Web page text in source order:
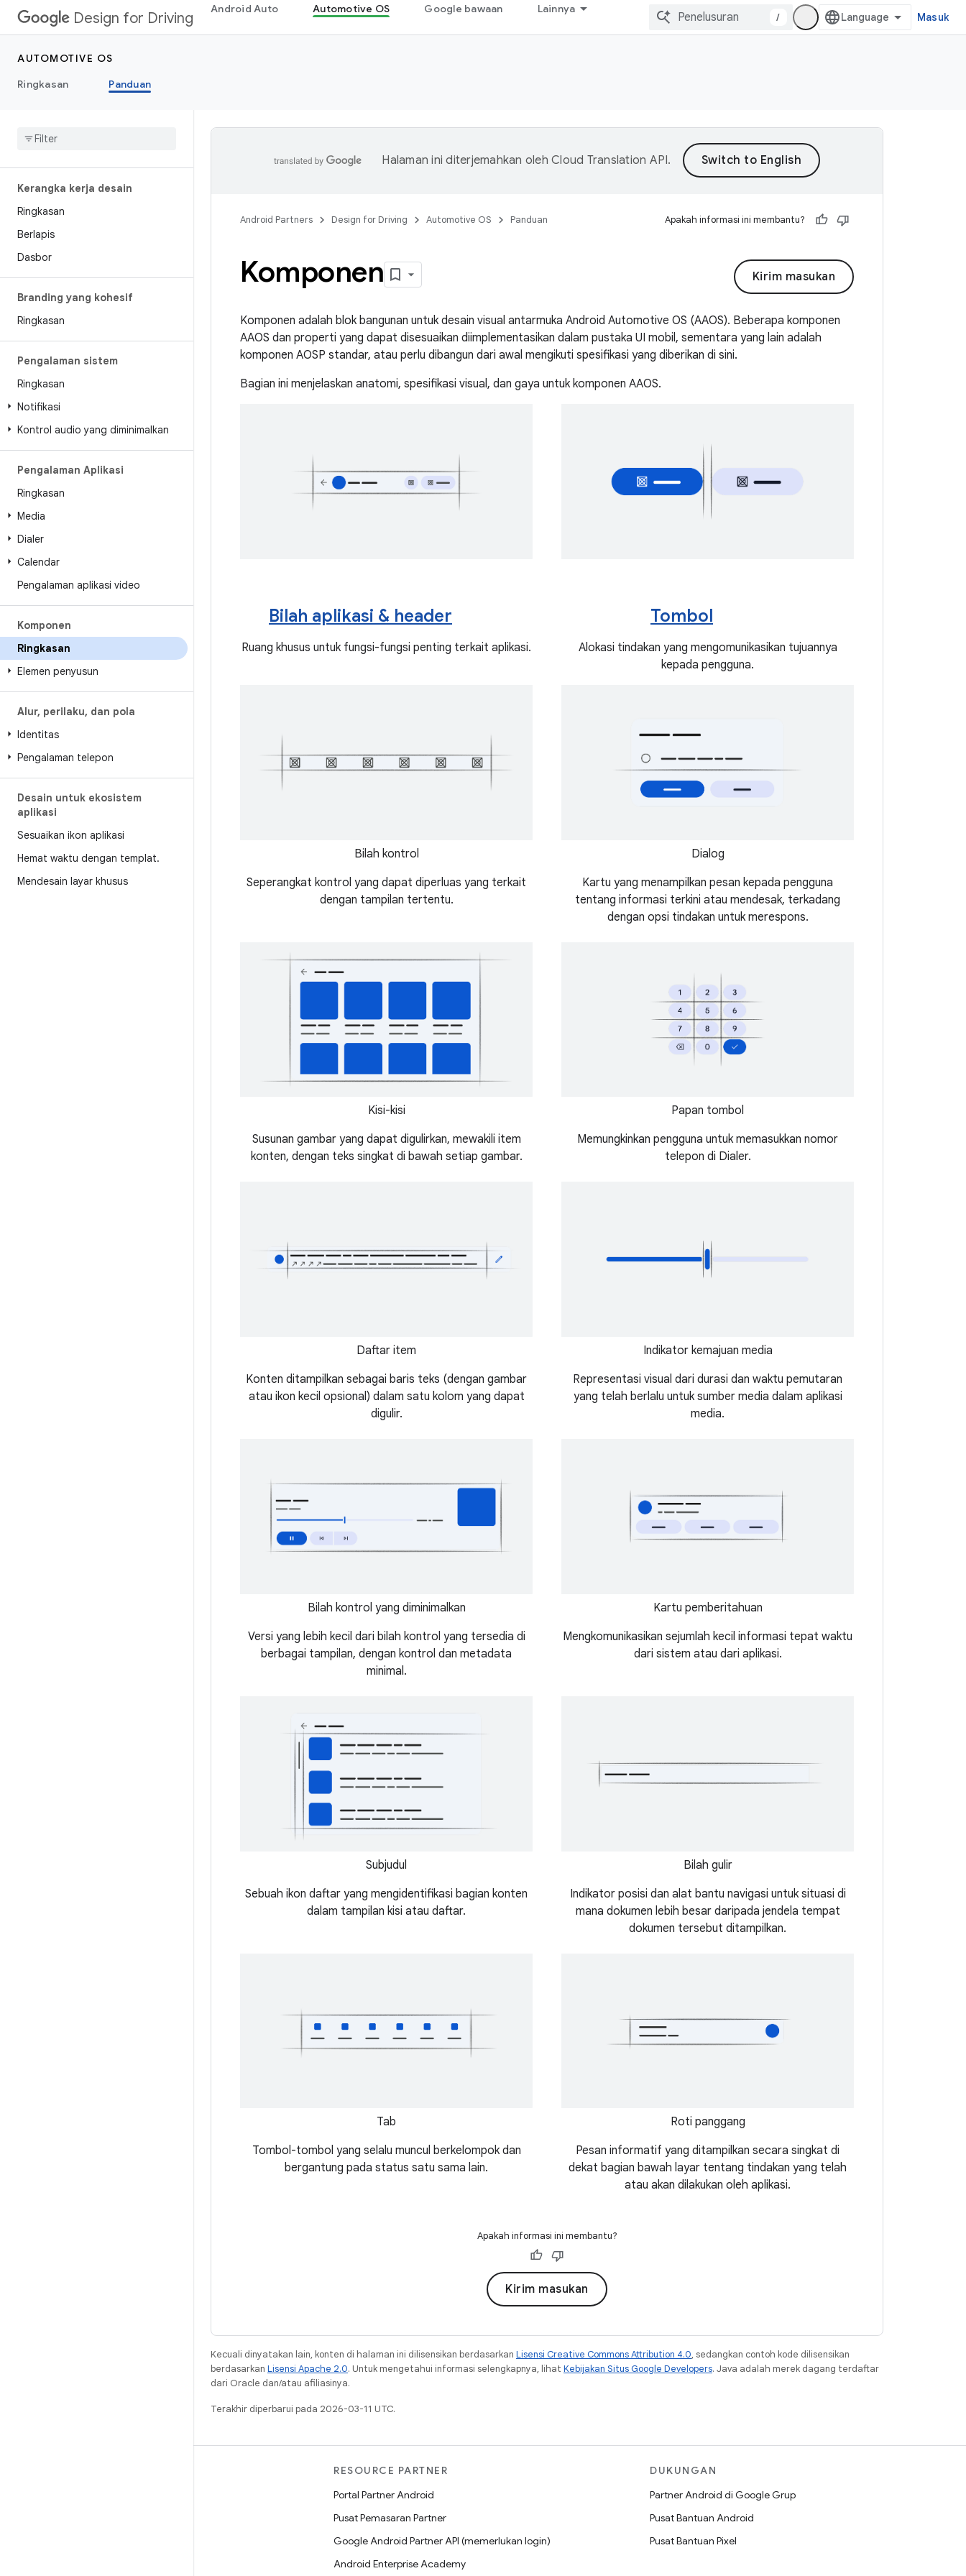
Design for Driving
Android Auto Automotive OS Google bawaan Lainnya
/ Masuk
AUTOMOTIVE OS
Ringkasan
Panduan
Kerangka kerja desain
Ringkasan
Berlapis
Dasbor
Branding yang kohesif
Ringkasan
Pengalaman sistem
Ringkasan
Notifikasi
Kontrol audio yang diminimalkan
Pengalaman Aplikasi
Ringkasan
Media
Dialer
Calendar
Pengalaman aplikasi video
Komponen
Ringkasan
Elemen penyusun
Alur, perilaku, dan pola
Identitas
Pengalaman telepon
Desain untuk ekosistem
aplikasi
Sesuaikan ikon aplikasi
Hemat waktu dengan templat.
Mendesain layar khusus
Halaman ini diterjemahkan oleh Cloud Translation API.
Android Partners Design for Driving Automotive OS Panduan Apakah informasi ini membantu?
Kirim masukan
Komponen
Komponen adalah blok bangunan untuk desain visual antarmuka Android Automotive OS (AAOS). Beberapa komponen
AAOS dan properti yang dapat disesuaikan diimplementasikan dalam pustaka UI mobil, sementara yang lain adalah
komponen AOSP standar, atau perlu dibangun dari awal mengikuti spesifikasi yang diberikan di sini.
Bagian ini menjelaskan anatomi, spesifikasi visual, dan gaya untuk komponen AAOS.
Bilah aplikasi & header
Ruang khusus untuk fungsi-fungsi penting terkait aplikasi.
Tombol
Alokasi tindakan yang mengomunikasikan tujuannya
kepada pengguna.
Bilah kontrol
Seperangkat kontrol yang dapat diperluas yang terkait
dengan tampilan tertentu.
Dialog
Kartu yang menampilkan pesan kepada pengguna
tentang informasi terkini atau mendesak, terkadang
dengan opsi tindakan untuk merespons.
Kisi-kisi
Susunan gambar yang dapat digulirkan, mewakili item
konten, dengan teks singkat di bawah setiap gambar.
Papan tombol
Memungkinkan pengguna untuk memasukkan nomor
telepon di Dialer.
Daftar item
Konten ditampilkan sebagai baris teks (dengan gambar
atau ikon kecil opsional) dalam satu kolom yang dapat
digulir.
Indikator kemajuan media
Representasi visual dari durasi dan waktu pemutaran
yang telah berlalu untuk sumber media dalam aplikasi
media.
Bilah kontrol yang diminimalkan
Versi yang lebih kecil dari bilah kontrol yang tersedia di
berbagai tampilan, dengan kontrol dan metadata
minimal.
Kartu pemberitahuan
Mengkomunikasikan sejumlah kecil informasi tepat waktu
dari sistem atau dari aplikasi.
Subjudul
Sebuah ikon daftar yang mengidentifikasi bagian konten
dalam tampilan kisi atau daftar.
Bilah gulir
Indikator posisi dan alat bantu navigasi untuk situasi di
mana dokumen lebih besar daripada jendela tempat
dokumen tersebut ditampilkan.
Tab
Tombol-tombol yang selalu muncul berkelompok dan
bergantung pada status satu sama lain.
Roti panggang
Pesan informatif yang ditampilkan secara singkat di
dekat bagian bawah layar tentang tindakan yang telah
atau akan dilakukan oleh aplikasi.
Apakah informasi ini membantu?
Kirim masukan
Kecuali dinyatakan lain, konten di halaman ini dilisensikan berdasarkan Lisensi Creative Commons Attribution 4.0, sedangkan contoh kode dilisensikan
berdasarkan Lisensi Apache 2.0. Untuk mengetahui informasi selengkapnya, lihat Kebijakan Situs Google Developers. Java adalah merek dagang terdaftar
dari Oracle dan/atau afiliasinya.
Terakhir diperbarui pada 2026-03-11 UTC.
RESOURCE PARTNER
Portal Partner Android
Pusat Pemasaran Partner
Google Android Partner API (memerlukan login)
Android Enterprise Academy
DUKUNGAN
Partner Android di Google Grup
Pusat Bantuan Android
Pusat Bantuan Pixel